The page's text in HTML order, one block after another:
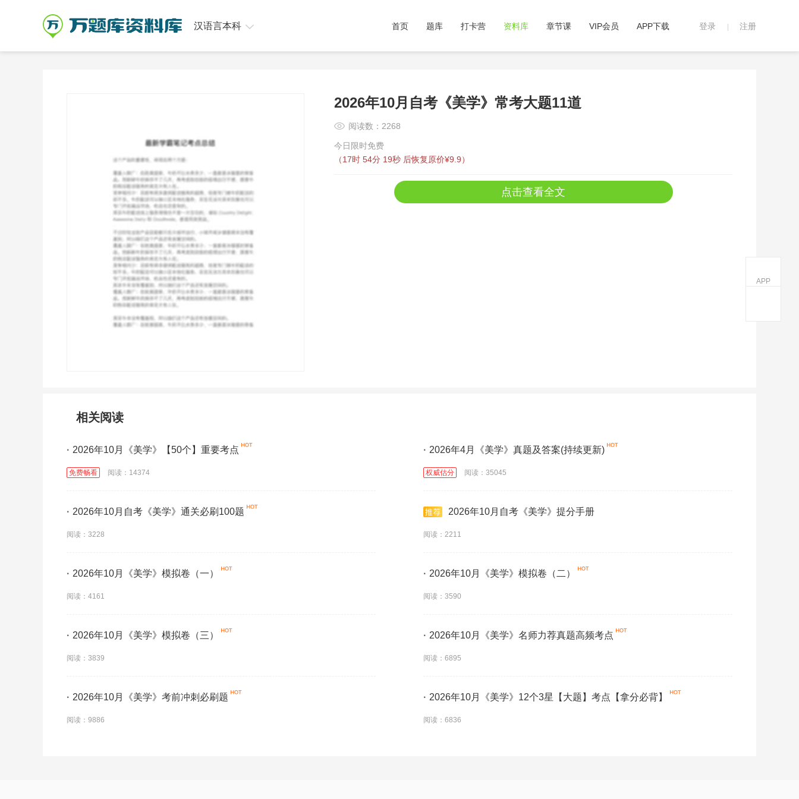
登录 注册
首页 题库 打卡营 资料库 章节课 VIP会员 APP下载
汉语言本科
2026年10月自考《美学》常考大题11道
阅读数：2268
今日限时免费
（17时 54分 19秒 后恢复原价¥9.9）
点击查看全文
相关阅读
· 2026年10月《美学》【50个】重要考点
免费畅看 阅读：14374
· 2026年4月《美学》真题及答案(持续更新)
权威估分 阅读：35045
· 2026年10月自考《美学》通关必刷100题
阅读：3228
2026年10月自考《美学》提分手册
阅读：2211
· 2026年10月《美学》模拟卷（一）
阅读：4161
· 2026年10月《美学》模拟卷（二）
阅读：3590
· 2026年10月《美学》模拟卷（三）
阅读：3839
· 2026年10月《美学》名师力荐真题高频考点
阅读：6895
· 2026年10月《美学》考前冲刺必刷题
阅读：9886
· 2026年10月《美学》12个3星【大题】考点【拿分必背】
阅读：6836
APP